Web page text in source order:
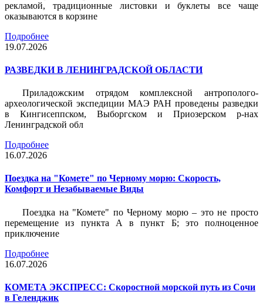
рекламой, традиционные листовки и буклеты все чаще
оказываются в корзине
Подробнее
19.07.2026
РАЗВЕДКИ В ЛЕНИНГРАДСКОЙ ОБЛАСТИ
Приладожским отрядом комплексной антрополого-
археологической экспедиции МАЭ РАН проведены разведки
в Кингисеппском, Выборгском и Приозерском р-нах
Ленинградской обл
Подробнее
16.07.2026
Поездка на "Комете" по Черному морю: Скорость,
Комфорт и Незабываемые Виды
Поездка на "Комете" по Черному морю – это не просто
перемещение из пункта А в пункт Б; это полноценное
приключение
Подробнее
16.07.2026
КОМЕТА ЭКСПРЕСС: Скоростной морской путь из Сочи
в Геленджик